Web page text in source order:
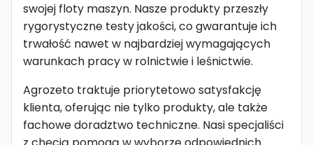
swojej floty maszyn. Nasze produkty przeszły
rygorystyczne testy jakości, co gwarantuje ich
trwałość nawet w najbardziej wymagających
warunkach pracy w rolnictwie i leśnictwie.
Agrozeto traktuje priorytetowo satysfakcję
klienta, oferując nie tylko produkty, ale także
fachowe doradztwo techniczne. Nasi specjaliści